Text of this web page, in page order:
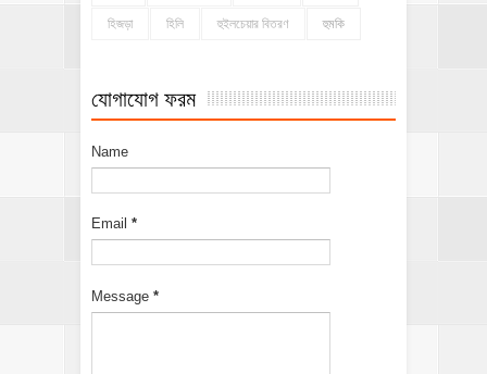
হিজড়া হিলি হুইলচেয়ার বিতরণ হুমকি
যোগাযোগ ফরম
Name
Email *
Message *